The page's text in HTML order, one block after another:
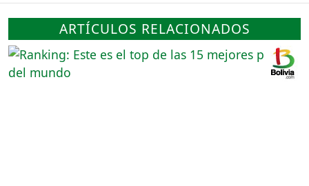
ARTÍCULOS RELACIONADOS